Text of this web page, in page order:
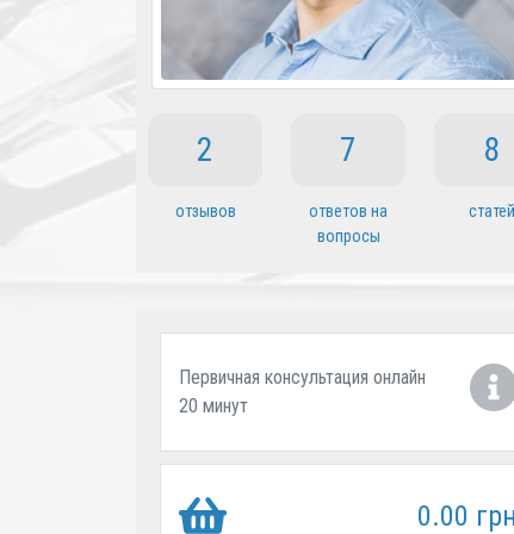
2
отзывов
7
ответов на
вопросы
8
статей
Первичная консультация онлайн
20 минут
0.00 грн